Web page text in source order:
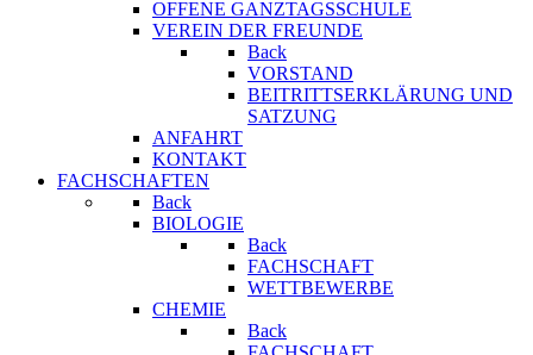
OFFENE GANZTAGSSCHULE
VEREIN DER FREUNDE
Back
VORSTAND
BEITRITTSERKLÄRUNG UND
SATZUNG
ANFAHRT
KONTAKT
FACHSCHAFTEN
Back
BIOLOGIE
Back
FACHSCHAFT
WETTBEWERBE
CHEMIE
Back